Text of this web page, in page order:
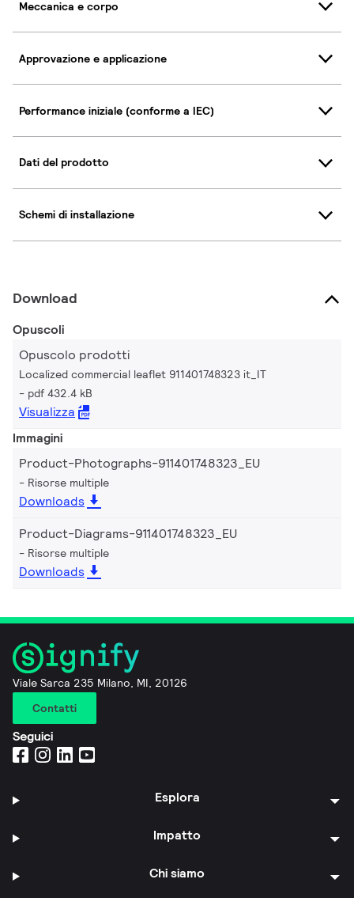
Meccanica e corpo
Approvazione e applicazione
Performance iniziale (conforme a IEC)
Dati del prodotto
Schemi di installazione
Download
Opuscoli
Opuscolo prodotti
Localized commercial leaflet 911401748323 it_IT
pdf 432.4 kB
Visualizza
Immagini
Product-Photographs-911401748323_EU
Risorse multiple
Downloads
Product-Diagrams-911401748323_EU
Risorse multiple
Downloads
Viale Sarca 235 Milano, MI, 20126
Contatti
Seguici
Esplora
Impatto
Chi siamo